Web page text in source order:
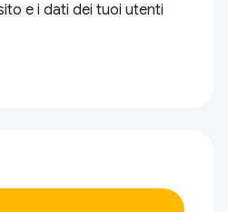
e i dati dei tuoi utenti